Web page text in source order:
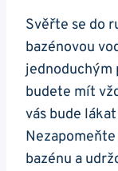
Svěřte se do
bazénovou
jednoduchým
budete mít
vás bude
bazénu a